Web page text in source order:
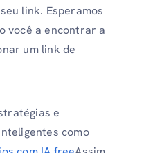
link. Esperamos
você a encontrar a
um link de
e
como